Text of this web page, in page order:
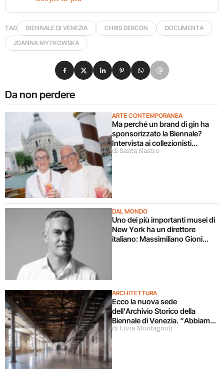
TAG BIENNALE DI VENEZIA CHRIS DERCON
DOCUMENTA
JOANNA MYTKOWSKA
Da non perdere
ARTE CONTEMPORANEA
Ma perché un brand di gin ha
sponsorizzato la Biennale?
Intervista ai collezionisti
fondatori di Quattro Gatti
di Santa Nastro
DAL MONDO
Uno dei più importanti musei di
New York ha un direttore
italiano: Massimiliano Gioni
ARCHITETTURA
Ecco la nuova sede
dell’Archivio Storico della
Biennale di Venezia. “Abbiamo
l’Archivio delle Arti
di Livia Montagnoli
Condividi su Facebook
Condividi su X
Condividi su LinkedIn
Condividi su Pinterest
Condividi su WhatsApp
Condividi su Email